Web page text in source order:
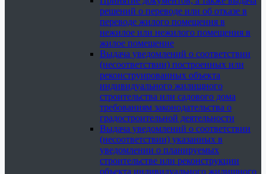
решений о переводе или об отказе в
переводе жилого помещения в
нежилое или нежилого помещения в
жилое помещение
Выдача уведомлений о соответствии
(несоответствии) построенных или
реконструированных объекта
индивидуального жилищного
строительства или садового дома
требованиям законодательства о
градостроительной деятельности
Выдача уведомлений о соответствии
(несоответствии) указанных в
уведомлении о планируемых
строительстве или реконструкции
объекта индивидуального жилищного